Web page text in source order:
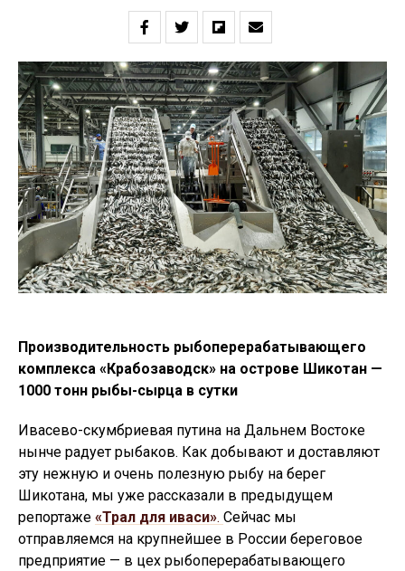
Производительность рыбоперерабатывающего
комплекса «Крабозаводск» на острове Шикотан —
1000 тонн рыбы-сырца в сутки
Ивасево-скумбриевая путина на Дальнем Востоке
нынче радует рыбаков. Как добывают и доставляют
эту нежную и очень полезную рыбу на берег
Шикотана, мы уже рассказали в предыдущем
репортаже «Трал для иваси». Сейчас мы
отправляемся на крупнейшее в России береговое
предприятие — в цех рыбоперерабатывающего